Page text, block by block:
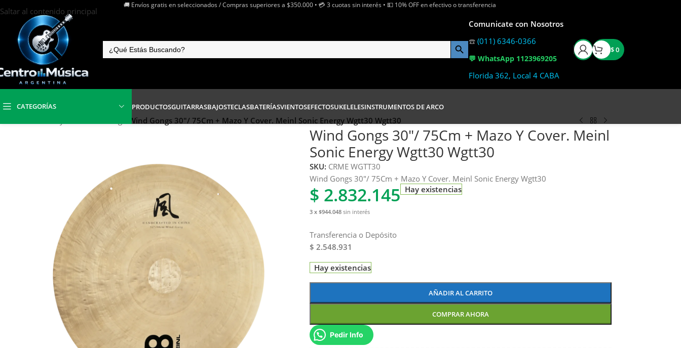
Saltar al contenido principal
🚚 Envíos gratis en seleccionados / Compras superiores a $350.000 • 💳 3 cuotas sin interés • 💵 10% OFF en efectivo o transferencia
Comunicate con Nosotros
☎️ (011) 6346-0366
💬 WhatsApp 1123969205
Florida 362, Local 4 CABA
$0
CATEGORÍAS PRODUCTOSGUITARRASBAJOSTECLASBATERÍASVIENTOSEFECTOSUKELELESINSTRUMENTOS DE ARCO
Wind Gongs 30″/ 75Cm + Mazo Y Cover. Meinl Sonic Energy Wgtt30 Wgtt30
Wind Gongs 30″/ 75Cm + Mazo Y Cover. Meinl
Sonic Energy Wgtt30 Wgtt30
SKU: CRME WGTT30
Wind Gongs 30″/ 75Cm + Mazo Y Cover. Meinl Sonic Energy Wgtt30
$ 2.832.145
3 x $944.048 sin interés
Transferencia o Depósito
$ 2.548.931
Hay existencias
Hay existencias
AÑADIR AL CARRITO
COMPRAR AHORA
Pedir Info